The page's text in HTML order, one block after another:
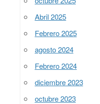
Abril 2025
Febrero 2025
agosto 2024
Febrero 2024
diciembre 2023
octubre 2023